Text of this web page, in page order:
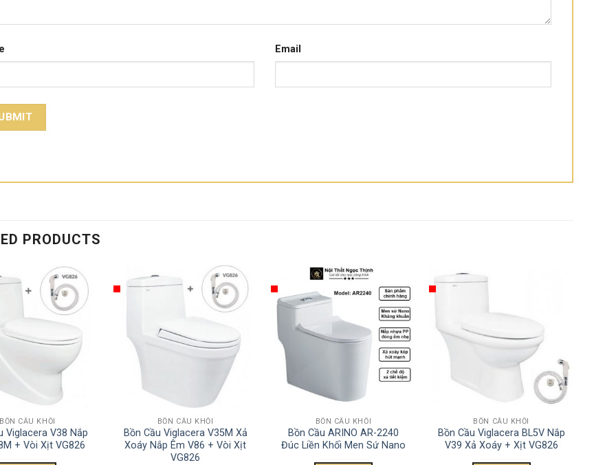
Email
PRODUCTS
BỒN CẦU KHỐI
Viglacera V38 Nắp
+ Vòi Xịt VG826
BỒN CẦU KHỐI
Bồn Cầu Viglacera V35M Xả
Xoáy Nắp Êm V86 + Vòi Xịt
VG826
BỒN CẦU KHỐI
Bồn Cầu ARINO AR-2240
Đúc Liền Khối Men Sứ Nano
BỒN CẦU KHỐI
Bồn Cầu Viglacera BL5V Nắp
V39 Xả Xoáy + Xịt VG826